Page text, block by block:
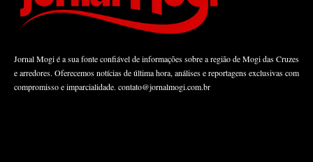
Jornal Mogi é a sua fonte confiável de informações sobre a região de Mogi das Cruzes
e arredores. Oferecemos notícias de última hora, análises e reportagens exclusivas com
compromisso e imparcialidade. contato@jornalmogi.com.br